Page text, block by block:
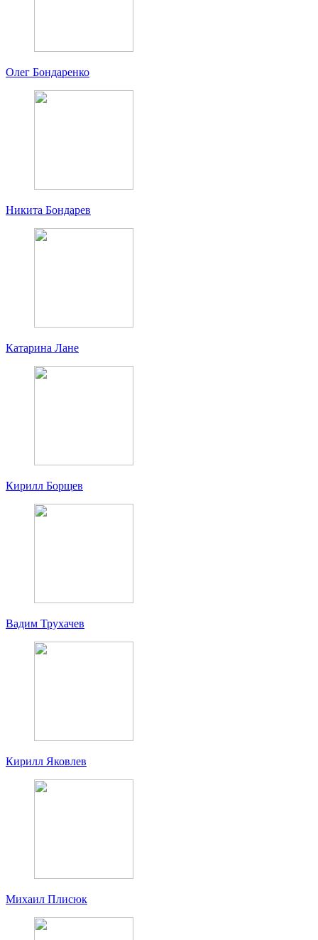
Олег Бондаренко
Никита Бондарев
Катарина Лане
Кирилл Борщев
Вадим Трухачев
Кирилл Яковлев
Михаил Плисюк